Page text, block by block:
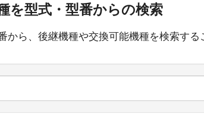
を型式・型番からの検索
から、後継機種や交換可能機種を検索す